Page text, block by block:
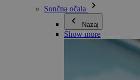
Sončna očala
Nazaj
Show more